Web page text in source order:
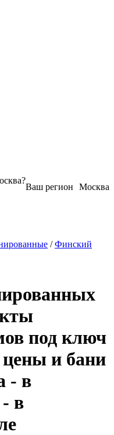
Москва
Ваш регион
?
/Финский
под ключ
и бани
- в
в